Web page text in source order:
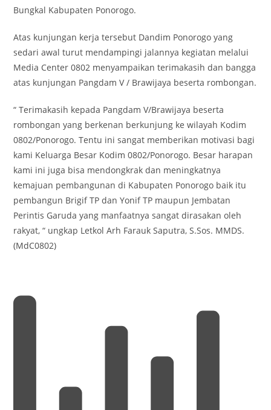
Bungkal Kabupaten Ponorogo.
Atas kunjungan kerja tersebut Dandim Ponorogo yang
sedari awal turut mendampingi jalannya kegiatan melalui
Media Center 0802 menyampaikan terimakasih dan bangga
atas kunjungan Pangdam V / Brawijaya beserta rombongan.
“ Terimakasih kepada Pangdam V/Brawijaya beserta
rombongan yang berkenan berkunjung ke wilayah Kodim
0802/Ponorogo. Tentu ini sangat memberikan motivasi bagi
kami Keluarga Besar Kodim 0802/Ponorogo. Besar harapan
kami ini juga bisa mendongkrak dan meningkatnya
kemajuan pembangunan di Kabupaten Ponorogo baik itu
pembangun Brigif TP dan Yonif TP maupun Jembatan
Perintis Garuda yang manfaatnya sangat dirasakan oleh
rakyat, “ ungkap Letkol Arh Farauk Saputra, S.Sos. MMDS.
(MdC0802)